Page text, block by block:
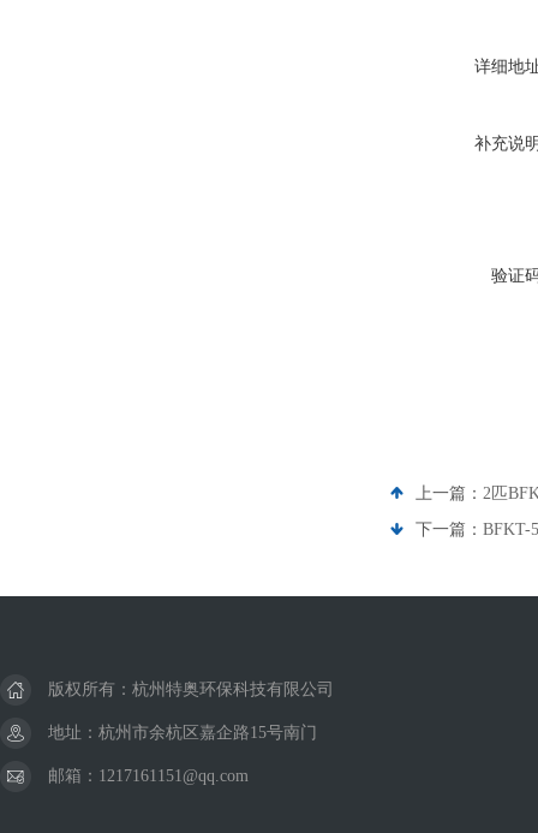
详细地
补充说
验证
上一篇： 2匹
下一篇： BFKT-
版权所有：杭州特奥环保科技有限公司
地址：杭州市余杭区嘉企路15号南门
邮箱：1217161151@qq.com